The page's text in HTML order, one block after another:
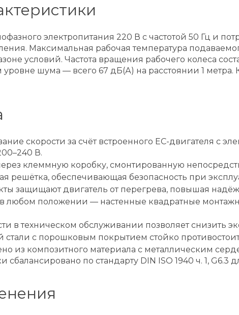
электропитания 220 В с частотой 50 Гц и
Максимальная рабочая температура
условий. Частота вращения рабочего колеса
шума — всего 67 дБ(А) на расстоянии 1
скорости за счёт встроенного EC-двигателя с
В.
клеммную коробку, смонтированную
решётка, обеспечивающая безопасность при
защищают двигатель от перегрева, повышая
любом положении — настенные квадратные
в техническом обслуживании позволяет снизить
стали с порошковым покрытием стойко
из композитного материала с металлическим
по стандарту DIN ISO 1940 ч. 1, G6.3